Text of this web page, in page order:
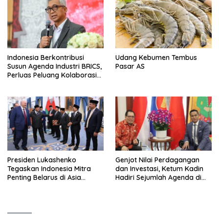
Indonesia Berkontribusi
Susun Agenda Industri BRICS,
Perluas Peluang Kolaborasi
Udang Kebumen Tembus
Pasar AS
Presiden Lukashenko
Tegaskan Indonesia Mitra
Penting Belarus di Asia
Genjot Nilai Perdagangan
dan Investasi, Ketum Kadin
Hadiri Sejumlah Agenda di